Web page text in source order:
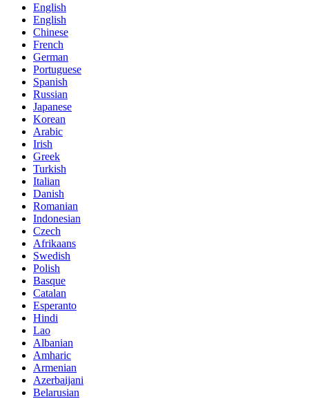
English
English
Chinese
French
German
Portuguese
Spanish
Russian
Japanese
Korean
Arabic
Irish
Greek
Turkish
Italian
Danish
Romanian
Indonesian
Czech
Afrikaans
Swedish
Polish
Basque
Catalan
Esperanto
Hindi
Lao
Albanian
Amharic
Armenian
Azerbaijani
Belarusian